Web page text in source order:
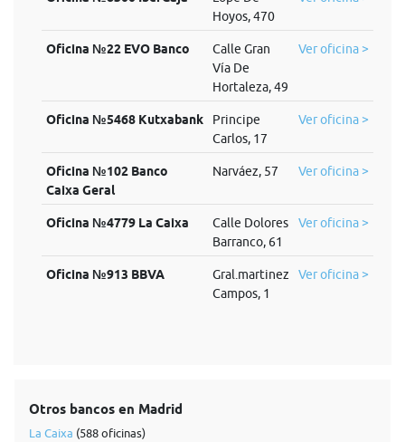
Hoyos, 470
Oficina №22 EVO Banco
Calle Gran
Vía De
Hortaleza, 49
Ver oficina >
Oficina №5468 Kutxabank
Principe
Carlos, 17
Ver oficina >
Oficina №102 Banco
Caixa Geral
Narváez, 57 Ver oficina >
Oficina №4779 La Caixa
Calle Dolores
Barranco, 61
Ver oficina >
Oficina №913 BBVA
Gral.martinez
Campos, 1
Ver oficina >
Otros bancos en Madrid
La Caixa (588 oficinas)